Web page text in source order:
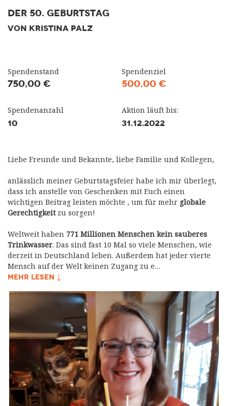
Der 50. Geburtstag
VON KRISTINA PALZ
Spendenstand
750,00 €
Spendenziel
500,00 €
Spendenanzahl
10
Aktion läuft bis:
31.12.2022
Liebe Freunde und Bekannte, liebe Familie und Kollegen,
anlässlich meiner Geburtstagsfeier habe ich mir überlegt,
dass ich anstelle von Geschenken mit Euch einen
wichtigen Beitrag leisten möchte , um für mehr globale
Gerechtigkeitzu sorgen!
Weltweit haben 771 Millionen Menschen kein sauberes
Trinkwasser. Das sind fast 10 Mal so viele Menschen, wie
derzeit in Deutschland leben. Außerdem hat jeder vierte
Mensch auf der Welt keinen Zugang zu e…
MEHR LESEN ↓